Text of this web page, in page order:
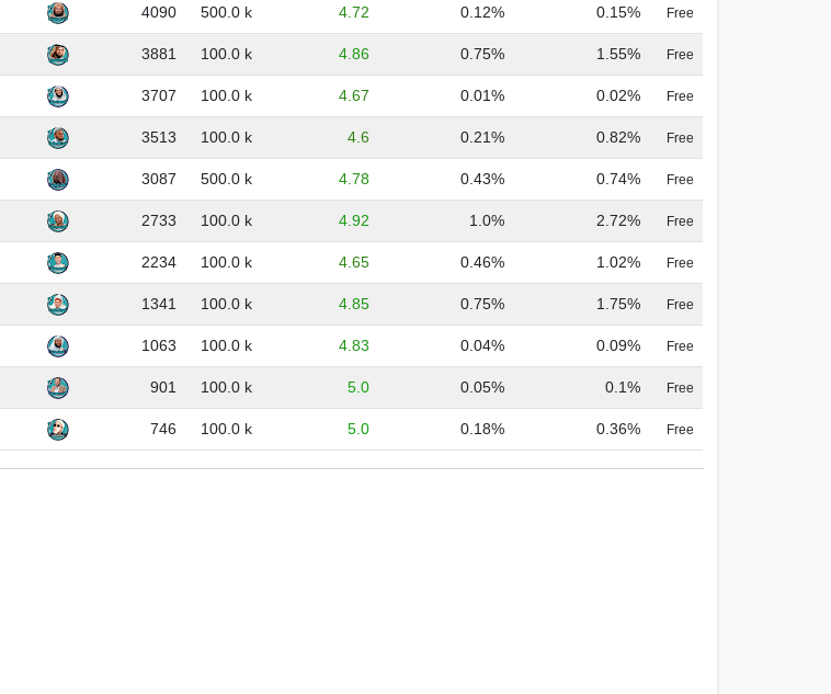
4090 500.0 k 4.72 0.12% 0.15% Free
3881 100.0 k 4.86 0.75% 1.55% Free
3707 100.0 k 4.67 0.01% 0.02% Free
3513 100.0 k 4.6 0.21% 0.82% Free
3087 500.0 k 4.78 0.43% 0.74% Free
2733 100.0 k 4.92 1.0% 2.72% Free
2234 100.0 k 4.65 0.46% 1.02% Free
1341 100.0 k 4.85 0.75% 1.75% Free
1063 100.0 k 4.83 0.04% 0.09% Free
901 100.0 k 5.0 0.05% 0.1% Free
746 100.0 k 5.0 0.18% 0.36% Free